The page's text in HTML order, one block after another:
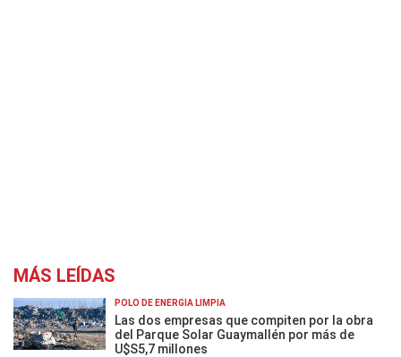
MÁS LEÍDAS
POLO DE ENERGÍA LIMPIA
Las dos empresas que compiten por la obra
del Parque Solar Guaymallén por más de
U$S5,7 millones